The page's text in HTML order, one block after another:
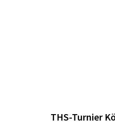
THS-Turnier